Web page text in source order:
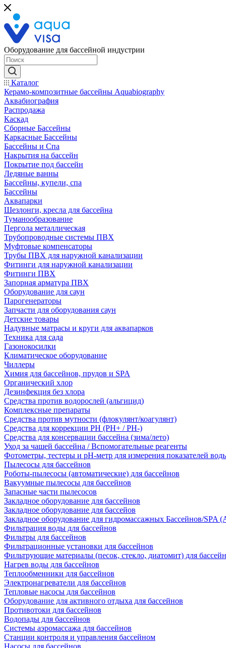
Оборудование для бассейной индустрии
Каталог
Керамо-композитные бассейны Aquabiography
Аквабиография
Распродажа
Каскад
Сборные Бассейны
Каркасные Бассейны
Бассейны и Спа
Накрытия на бассейн
Покрытие под бассейн
Ледяные ванны
Бассейны, купели, спа
Бассейны
Аквапарки
Шезлонги, кресла для бассейна
Туманообразование
Пергола металлическая
Трубопроводные системы ПВХ
Муфтовые компенсаторы
Трубы ПВХ для наружной канализации
Фитинги для наружной канализации
Фитинги ПВХ
Запорная арматура ПВХ
Оборудование для саун
Парогенераторы
Запчасти для оборудования саун
Детские товары
Надувные матрасы и круги для аквапарков
Техника для сада
Газонокосилки
Климатическое оборудование
Чиллеры
Химия для бассейнов, прудов и SPA
Органический хлор
Дезинфекция без хлора
Средства против водорослей (альгицид)
Комплексные препараты
Средства против мутности (флокулянт/коагулянт)
Средства для коррекции PH (PH+ / PH-)
Средства для консервации бассейна (зима/лето)
Уход за чашей бассейна / Вспомогательные реагенты
Фотометры, тестеры и рН-метр для измерения показателей
Пылесосы для бассейнов
Роботы-пылесосы (автоматические) для бассейнов
Вакуумные пылесосы для бассейнов
Запасные части пылесосов
Закладное оборудование для бассейнов
Закладное оборудование для бассейов
Закладное оборудование для гидромассажных Бассейнов/SPA
Фильтрация воды для бассейнов
Фильтры для бассейнов
Фильтрационные установки для бассейнов
Фильтрующие материалы (песок, стекло, диатомит) для
Нагрев воды для бассейнов
Теплообменники для бассейнов
Электронагреватели для бассейнов
Тепловые насосы для бассейнов
Оборудование для активного отдыха для бассейнов
Противотоки для бассейнов
Водопады для бассейнов
Системы аэромассажа для бассейнов
Станции контроля и управления бассейном
Насосы для бассейнов